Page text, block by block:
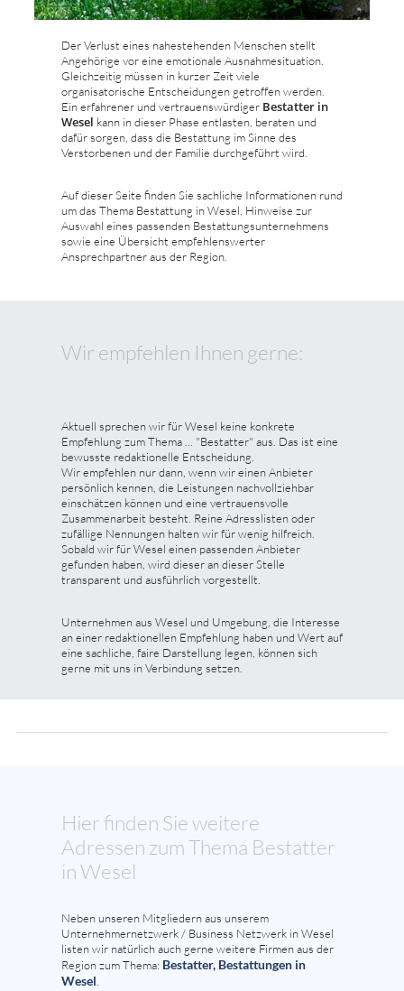
Der Verlust eines nahestehenden Menschen stellt
Angehörige vor eine emotionale Ausnahmesituation.
Gleichzeitig müssen in kurzer Zeit viele
organisatorische Entscheidungen getroffen werden.
Ein erfahrener und vertrauenswürdiger Bestatter in
Wesel kann in dieser Phase entlasten, beraten und
dafür sorgen, dass die Bestattung im Sinne des
Verstorbenen und der Familie durchgeführt wird.
Auf dieser Seite finden Sie sachliche Informationen rund
um das Thema Bestattung in Wesel, Hinweise zur
Auswahl eines passenden Bestattungsunternehmens
sowie eine Übersicht empfehlenswerter
Ansprechpartner aus der Region.
Wir empfehlen Ihnen gerne:
Aktuell sprechen wir für Wesel keine konkrete
Empfehlung zum Thema ... "Bestatter" aus. Das ist eine
bewusste redaktionelle Entscheidung.
Wir empfehlen nur dann, wenn wir einen Anbieter
persönlich kennen, die Leistungen nachvollziehbar
einschätzen können und eine vertrauensvolle
Zusammenarbeit besteht. Reine Adresslisten oder
zufällige Nennungen halten wir für wenig hilfreich.
Sobald wir für Wesel einen passenden Anbieter
gefunden haben, wird dieser an dieser Stelle
transparent und ausführlich vorgestellt.
Unternehmen aus Wesel und Umgebung, die Interesse
an einer redaktionellen Empfehlung haben und Wert auf
eine sachliche, faire Darstellung legen, können sich
gerne mit uns in Verbindung setzen.
Hier finden Sie weitere
Adressen zum Thema Bestatter
in Wesel
Neben unseren Mitgliedern aus unserem
Unternehmernetzwerk / Business Netzwerk in Wesel
listen wir natürlich auch gerne weitere Firmen aus der
Region zum Thema: Bestatter, Bestattungen in
Wesel